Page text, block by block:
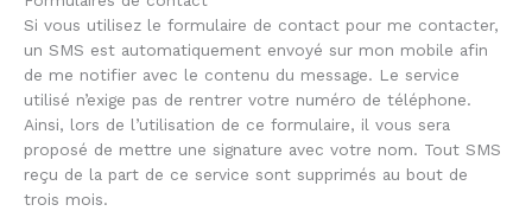
Si vous utilisez le formulaire de contact pour me contacter,
un SMS est automatiquement envoyé sur mon mobile afin
de me notifier avec le contenu du message. Le service
utilisé n’exige pas de rentrer votre numéro de téléphone.
Ainsi, lors de l’utilisation de ce formulaire, il vous sera
proposé de mettre une signature avec votre nom. Tout SMS
reçu de la part de ce service sont supprimés au bout de
trois mois.